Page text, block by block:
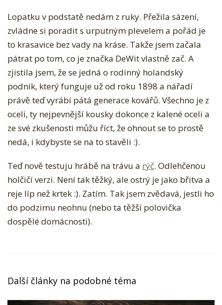
R
A
D
N
N
Á
Lopatku v podstatě nedám z ruky. Přežila sázení,
zvládne si poradit s urputným plevelem a pořád je
to krasavice bez vady na kráse. Takže jsem začala
pátrat po tom, co je značka DeWit vlastně zač. A
zjistila jsem, že se jedná o rodinný holandský
podnik, který funguje už od roku 1898 a nářadí
právě teď vyrábí pátá generace kovářů. Všechno je z
oceli, ty nejpevnější kousky dokonce z kalené oceli a
ze své zkušenosti můžu říct, že ohnout se to prostě
nedá, i kdybyste se na to stavěli :).
Teď nově testuju hrábě na trávu a rýč. Odlehčenou
holčičí verzi. Není tak těžký, ale ostrý je jako břitva a
reje líp než krtek :). Zatím. Tak jsem zvědavá, jestli ho
do podzimu neohnu (nebo ta těžší polovička
dospělé domácnosti).
Další články na podobné téma